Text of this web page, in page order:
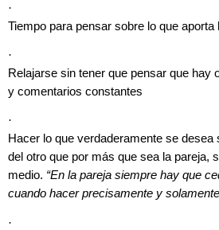
·
Tiempo para pensar sobre lo que aporta
·
Relajarse sin tener que pensar que hay
y comentarios constantes
·
Hacer lo que verdaderamente se
del otro que por más que sea la pareja,
medio. “En la pareja siempre hay que
cuando hacer precisamente y
·